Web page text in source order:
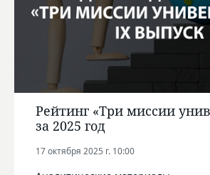
Рейтинг «Три миссии
за 2025 год
17 октября 2025 г. 10:00